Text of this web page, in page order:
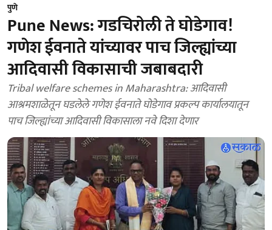
पुणे
Pune News: गडचिरोली ते घोडेगाव!
गणेश ईवनाते यांच्यावर पाच जिल्ह्यांच्या
आदिवासी विकासाची जबाबदारी
Tribal welfare schemes in Maharashtra: आदिवासी
आश्रमशाळेतून घडलेले गणेश ईवनाते घोडेगाव प्रकल्प कार्यालयातून
पाच जिल्ह्यांच्या आदिवासी विकासाला नवे दिशा देणार